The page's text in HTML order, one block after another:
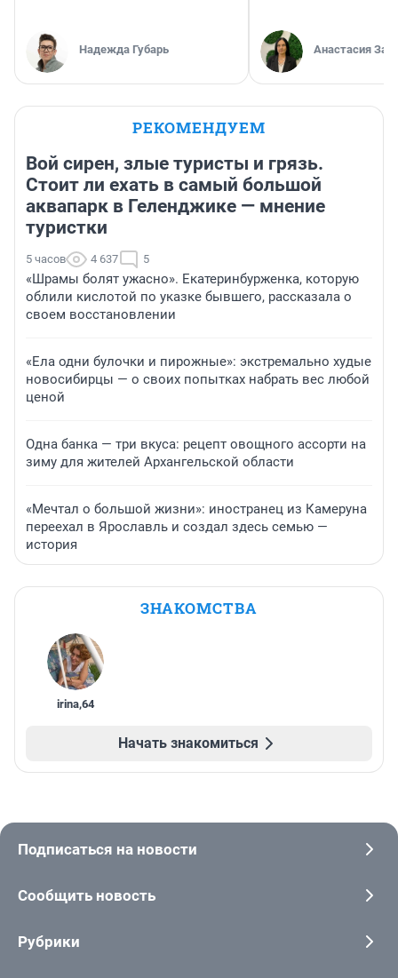
Надежда Губарь Анастасия
РЕКОМЕНДУЕМ
Вой сирен, злые туристы и грязь.
Стоит ли ехать в самый большой
аквапарк в Геленджике — мнение
туристки
5 часов 4 637 5
«Шрамы болят ужасно». Екатеринбурженка, которую
облили кислотой по указке бывшего, рассказала о
своем восстановлении
«Ела одни булочки и пирожные»: экстремально худые
новосибирцы — о своих попытках набрать вес любой
ценой
Одна банка — три вкуса: рецепт овощного ассорти на
зиму для жителей Архангельской области
«Мечтал о большой жизни»: иностранец из Камеруна
переехал в Ярославль и создал здесь семью —
история
ЗНАКОМСТВА
irina,64
Начать знакомиться
Подписаться на новости
Сообщить новость
Рубрики